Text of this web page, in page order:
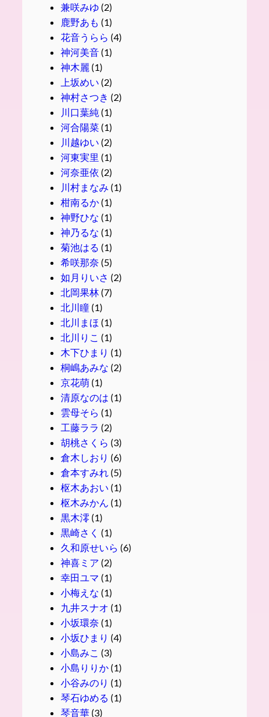
兼咲みゆ (2)
鹿野あも (1)
花音うらら (4)
神河美音(1)
神木麗 (1)
上坂めい (2)
神村さつき (2)
川口葉純 (1)
河合陽菜(1)
川越ゆい (2)
河東実里 (1)
河奈亜依 (2)
川村まなみ (1)
柑南るか(1)
神野ひな (1)
神乃るな (1)
菊池はる (1)
希咲那奈 (5)
如月りいさ (2)
北岡果林 (7)
北川瞳(1)
北川まほ (1)
北川りこ (1)
木下ひまり (1)
桐嶋あみな (2)
京花萌(1)
清原なのは (1)
雲母そら (1)
工藤ララ (2)
胡桃さくら (3)
倉木しおり (6)
倉本すみれ (5)
枢木あおい (1)
枢木みかん (1)
黒木澪 (1)
黒崎さく (1)
久和原せいら (6)
神喜ミア (2)
幸田ユマ (1)
小梅えな (1)
九井スナオ (1)
小坂環奈 (1)
小坂ひまり (4)
小島みこ (3)
小島りりか(1)
小谷みのり (1)
琴石ゆめる (1)
琴音華(3)